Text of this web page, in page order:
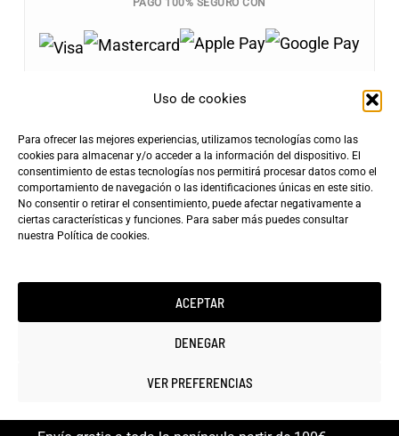
Uso de cookies
Para ofrecer las mejores experiencias, utilizamos tecnologías como las
cookies para almacenar y/o acceder a la información del dispositivo. El
consentimiento de estas tecnologías nos permitirá procesar datos como el
comportamiento de navegación o las identificaciones únicas en este sitio.
No consentir o retirar el consentimiento, puede afectar negativamente a
ciertas características y funciones. Para saber más puedes consultar
nuestra Política de cookies.
ACEPTAR
DENEGAR
VER PREFERENCIAS
PAGO 100% SEGURO CON
Tarifa de Envío
4,90€
Entrega Rápida
24-72h
Envíos Gratis
+100€
Copyright ©2025 minicarfilms.com